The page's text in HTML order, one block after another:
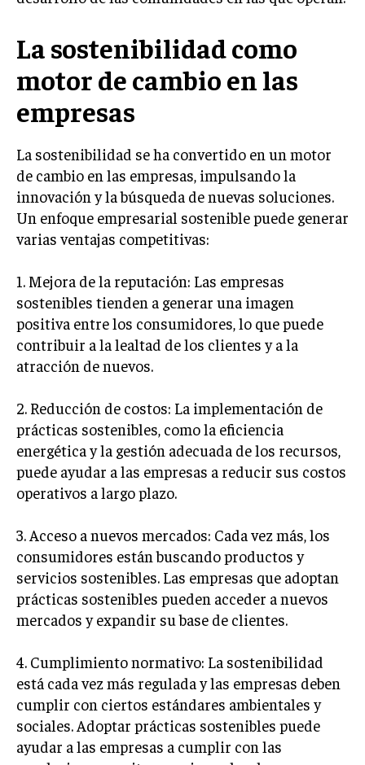
SOSTENIBILIDAD Y MEDIO AMBIENTE
GESTIÓN DE LA INNOVACIÓN TECNOLÓGICA
ANALÍTICA EMPRESARIAL Y BUSINESS
CIBERSEGURIDAD EMPRESARIAL
GESTIÓN DEL RIESGO EMPRESARIAL
NEGOCIACIÓN Y RESOLUCIÓN DE CONFLICTOS
DERECHO EMPRESARIAL Y REGULACIONES
GOBIERNO CORPORATIVO
NEGOCIOS
ESTRATEGIAS DE NEGOCIOS
MARKETING B2C
FRANQUICIAS
MARKETING DE INFLUENCERS
E-COMMERCE Y COMERCIO ELECTRÓNICO
ESTRATEGIAS DE PRICING Y GESTIÓN DE
PRECIOS
GESTIÓN DE CRISIS EMPRESARIALES
La sostenibilidad como
motor de cambio en las
empresas
La sostenibilidad se ha convertido en un motor
de cambio en las empresas, impulsando la
innovación y la búsqueda de nuevas soluciones.
Un enfoque empresarial sostenible puede generar
varias ventajas competitivas:
1. Mejora de la reputación: Las empresas
sostenibles tienden a generar una imagen
positiva entre los consumidores, lo que puede
contribuir a la lealtad de los clientes y a la
atracción de nuevos.
2. Reducción de costos: La implementación de
prácticas sostenibles, como la eficiencia
energética y la gestión adecuada de los recursos,
puede ayudar a las empresas a reducir sus costos
operativos a largo plazo.
3. Acceso a nuevos mercados: Cada vez más, los
consumidores están buscando productos y
servicios sostenibles. Las empresas que adoptan
prácticas sostenibles pueden acceder a nuevos
mercados y expandir su base de clientes.
4. Cumplimiento normativo: La sostenibilidad
está cada vez más regulada y las empresas deben
cumplir con ciertos estándares ambientales y
sociales. Adoptar prácticas sostenibles puede
ayudar a las empresas a cumplir con las